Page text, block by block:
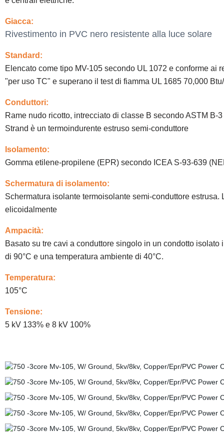
Giacca:
Rivestimento in PVC nero resistente alla luce solare
Standard:
Elencato come tipo MV-105 secondo UL 1072 e conforme
"per uso TC" e superano il test di fiamma UL 1685 70,000
Conduttori:
Rame nudo ricotto, intrecciato di classe B secondo ASTM
Strand è un termoindurente estruso semi-conduttore
Isolamento:
Gomma etilene-propilene (EPR) secondo ICEA S-93-639
Schermatura di isolamento:
Schermatura isolante termoisolante semi-conduttore
elicoidalmente
Ampacità:
Basato su tre cavi a conduttore singolo in un condotto
di 90°C e una temperatura ambiente di 40°C.
Temperatura:
105°C
Tensione:
5 kV 133% e 8 kV 100%